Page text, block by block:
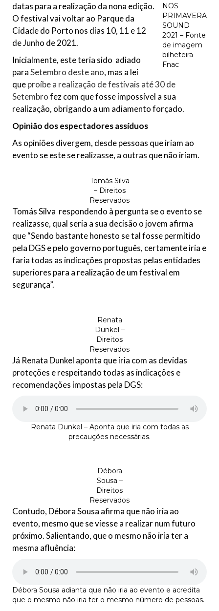
NOS
PRIMAVERA
SOUND
2021 – Fonte
de imagem
bilheteira
Fnac
datas para a realização da nona edição.
O festival vai voltar ao Parque da
Cidade do Porto nos dias 10, 11 e 12
de Junho de 2021.
Inicialmente, este teria sido adiado
paraSetembro deste ano, mas a lei
queproíbe a realização de festivais até 30 de
Setembrofez com que fosse impossível a sua
realização, obrigando a um adiamento forçado.
Opinião dos espectadores assíduos
As opiniões divergem, desde pessoas que iriam ao
evento se este se realizasse, a outras que não iriam.
Tomás Silva
– Direitos
Reservados
Tomás Silva respondendo à pergunta se o evento se
realizasse, qual seria a sua decisão o jovem afirma
que “Sendo bastante honesto se tal fosse permitido
pela DGS e pelo governo português, certamente iria e
faria todas as indicações propostas pelas entidades
superiores para a realização de um festival em
segurança”.
Renata
Dunkel –
Direitos
Reservados
Já Renata Dunkel aponta que iria com as devidas
proteções e respeitando todas as indicações e
recomendações impostas pela DGS:
Renata Dunkel – Aponta que iria com todas as
precauções necessárias.
Débora
Sousa –
Direitos
Reservados
Contudo, Débora Sousa afirma que não iria ao
evento, mesmo que se viesse a realizar num futuro
próximo. Salientando, que o mesmo não iria ter a
mesma afluência:
Débora Sousa adianta que não iria ao evento e acredita
que o mesmo não iria ter o mesmo número de pessoas.